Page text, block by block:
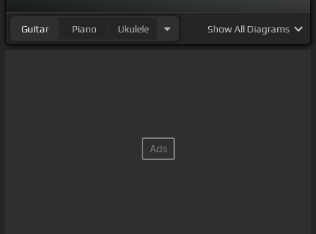
Guitar Piano Ukulele ShowAll Diagrams